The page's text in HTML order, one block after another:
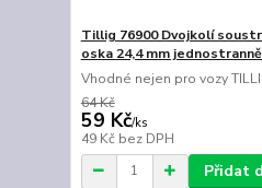
Tillig 76900 Dvojkolí
oska 24,4 mm
Vhodné nejen pro vozy
64 Kč
59 Kč/ks
49 Kč bez DPH
Přidat